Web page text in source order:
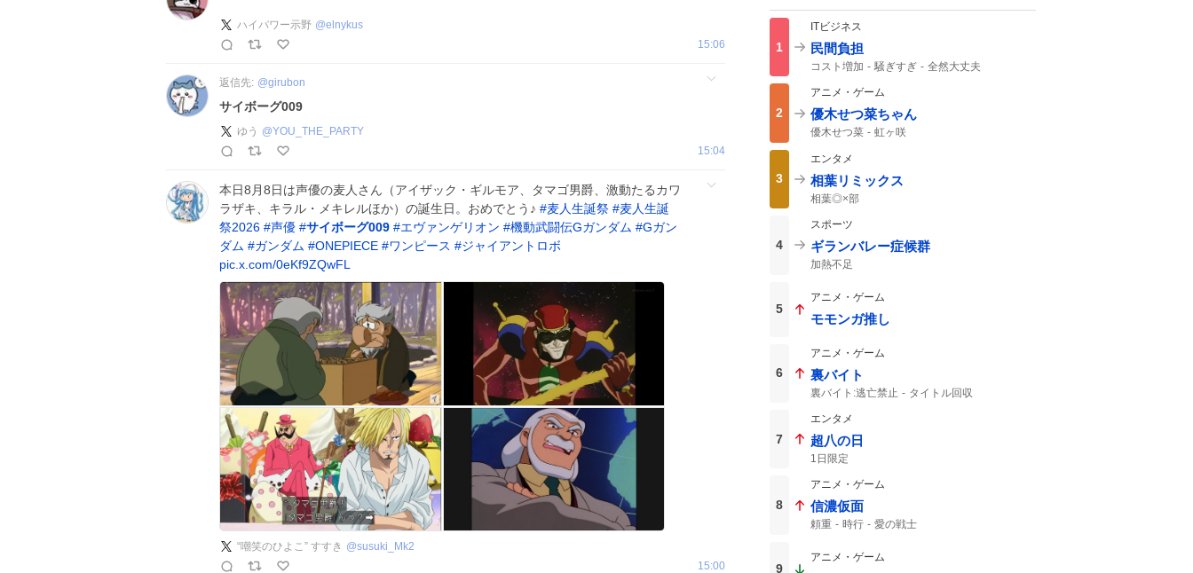
ハイパワー示野 @elnykus
15:06
返信先: @girubon
サイボーグ009
ゆう @YOU_THE_PARTY
15:04
本日8月8日は声優の麦人さん（アイザック・ギルモア、タマゴ男爵、激動たるカワ
ラザキ、キラル・メキレルほか）の誕生日。おめでとう♪ #麦人生誕祭 #麦人生誕
祭2026 #声優 #サイボーグ009 #エヴァンゲリオン #機動武闘伝Gガンダム #Gガン
ダム #ガンダム #ONEPIECE #ワンピース #ジャイアントロボ
pic.x.com/0eKf9ZQwFL
“嘲笑のひよこ” すすき @susuki_Mk2
15:00
1
ITビジネス
民間負担
コスト増加 騒ぎすぎ
全然大丈夫
2
アニメ・ゲーム
優木せつ菜ちゃん
優木せつ菜 虹ヶ咲
3
エンタメ
相葉リミックス
相葉◎×部
4
スポーツ
ギランバレー症候群
加熱不足
5
アニメ・ゲーム
モモンガ推し
6
アニメ・ゲーム
裏バイト
裏バイト:逃亡禁止
タイトル回収
7
エンタメ
超八の日
1日限定
8
アニメ・ゲーム
信濃仮面
頼重 時行 愛の戦士
9
アニメ・ゲーム